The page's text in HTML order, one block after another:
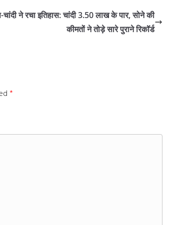
चांदी ने रचा इतिहास: चांदी 3.50 लाख के पार, सोने की
कीमतों ने तोड़े सारे पुराने रिकॉर्ड
*